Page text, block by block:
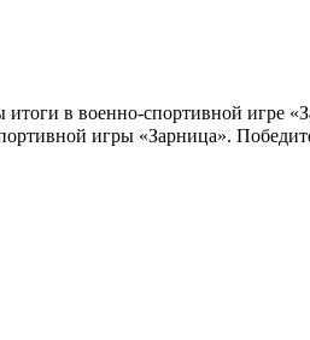
в военно-спортивной игре
игры «Зарница».